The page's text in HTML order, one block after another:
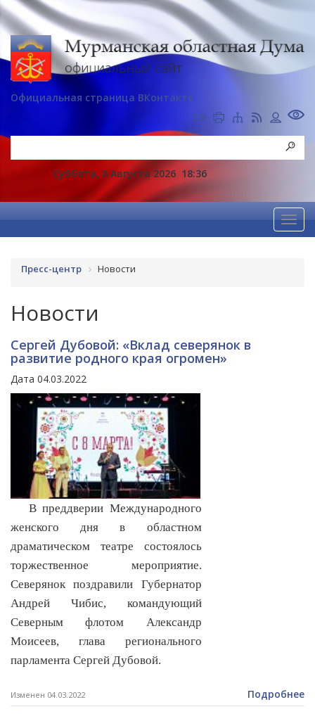
Официальная страница ВКонтакте
Суббота, 8 Августа 2026 18:36
Пресс-центр Новости
Новости
Сергей Дубовой: «Вклад северянок в
развитие родного края огромен»
Дата 04.03.2022
В преддверии Международного
женского дня в областном
драматическом театре состоялось
торжественное мероприятие.
Северянок поздравили Губернатор
Андрей Чибис, командующий
Северным флотом Александр
Моисеев, глава регионального
парламента Сергей Дубовой.
Изменен 04.03.2022 Подробнее